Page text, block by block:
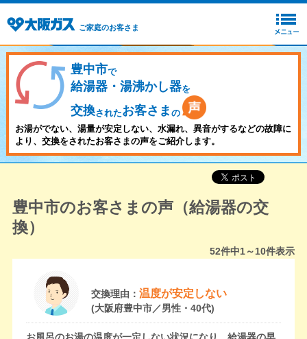
ご家庭のお客さま
豊中市で
給湯器・湯沸かし器を
交換されたお客さま の
お湯がでない、湯量が安定しない、水漏れ、異音がするなどの故障に
より、交換をされたお客さまの声をご紹介します。
豊中市のお客さまの声（給湯器の交
換）
52件中1～10件表示
交換理由： 温度が安定しない
(大阪府豊中市／男性・40代)